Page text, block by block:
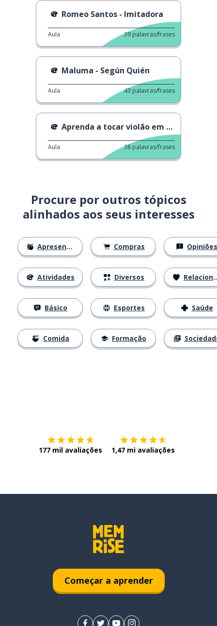
Romeo Santos - Imitadora
Aula 39 palavras/frases
Maluma - Según Quién
Aula 43 palavras/frases
Aprenda a tocar violão em 1 minuto
Aula 38 palavras/frases
Procure por outros tópicos
alinhados aos seus interesses
Apresentações
Atividades
Básico
Comida
Compras
Diversos
Esportes
Formação
Opiniões
Relacionamentos
Saúde
177 mil avaliações 1,47 mi avaliações
Começar a aprender